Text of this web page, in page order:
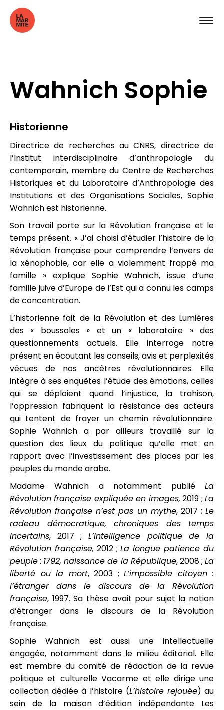
Wahnich Sophie
Historienne
Directrice de recherches au CNRS, directrice de
l’Institut interdisciplinaire d’anthropologie du
contemporain, membre du Centre de Recherches
Historiques et du Laboratoire d’Anthropologie des
Institutions et des Organisations Sociales, Sophie
Wahnich est historienne.
Son travail porte sur la Révolution française et le
temps présent. « J’ai choisi d’étudier l’histoire de la
Révolution française pour comprendre l’envers de
la xénophobie, car elle a violemment frappé ma
famille » explique Sophie Wahnich, issue d’une
famille juive d’Europe de l’Est qui a connu les camps
de concentration.
L’historienne fait de la Révolution et des Lumières
des « boussoles » et un « laboratoire » des
questionnements actuels. Elle interroge notre
présent en écoutant les conseils, avis et perplexités
vécues de nos ancêtres révolutionnaires. Elle
intègre à ses enquêtes l’étude des émotions, celles
qui se déploient quand l’injustice, la trahison,
l’oppression fabriquent la résistance des acteurs
qui tentent de frayer un chemin révolutionnaire.
Sophie Wahnich a par ailleurs travaillé sur la
question des lieux du politique qu’elle met en
rapport avec l’investissement des places par les
peuples du monde arabe.
Madame Wahnich a notamment publié La
Révolution française expliquée en images, 2019 ;La
Révolution française n’est pas un mythe, 2017 ; Le
radeau démocratique, chroniques des temps
incertains, 2017 ; L’intelligence politique de la
Révolution française, 2012 ;La longue patience du
peuple: 1792, naissance de la République, 2008 ;La
liberté ou la mort, 2003 ; L’impossible citoyen :
l’étranger dans le discours de la Révolution
française, 1997. Sa thèse avait pour sujet la notion
d’étranger dans le discours de la Révolution
française.
Sophie Wahnich est aussi une intellectuelle
engagée, notamment dans le milieu éditorial. Elle
est membre du comité de rédaction de la revue
politique et culturelle Vacarme et elle dirige une
collection dédiée à l’histoire (L’histoire rejouée) au
sein de la maison d’édition indépendante Les